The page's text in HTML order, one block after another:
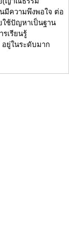
มีความพึงพอใจ ต่อ
ใช้ปัญหาเป็นฐาน
รเรียนรู้
ยู่ในระดับมาก